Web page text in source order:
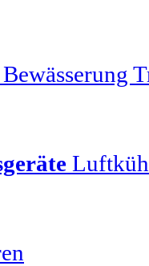
Bewässerung